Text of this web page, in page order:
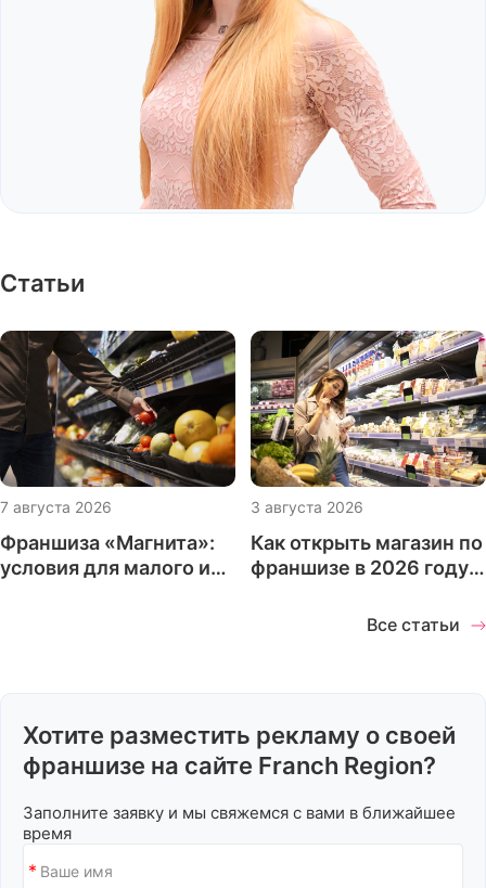
Детская одежда
Детские игрушки
Детские кафе
парикмахерские
Детские сады
Детское образование
Дизайн интерьера
Дискаунтеры, магазины
фикс. цен
Доставка еды
Доставка и
грузоперевозка
Е
ЕГЭ и ОГЭ
ЖКХ Журналы и издания
З
Интернет магазины
К
Статьи
7 августа 2026
Франшиза «Магнита»:
условия для малого и
3 августа 2026
Как открыть магазин по
франшизе в 2026 году:
запуска проектаВсе статьи
Хотите разместить рекламу о своей
франшизе на сайте Franch Region?
Заполните заявку и мы свяжемся с вами в ближайшее
время